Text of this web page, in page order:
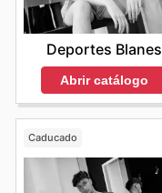
Deportes Blanes
Abrir catálogo
Caducado